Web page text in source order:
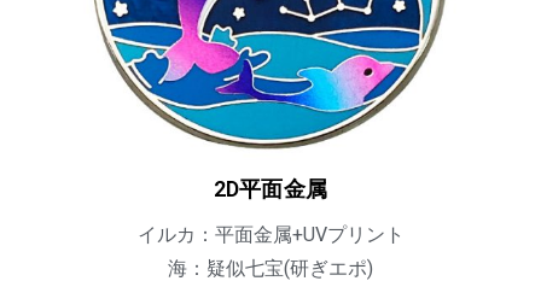
2D平面金属
イルカ：平面金属+UVプリント
海：疑似七宝(研ぎエポ)